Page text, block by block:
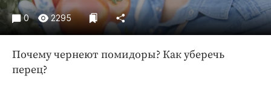
Праздники
Происшествия
Спорт
Экономика и бизнес
0 2295
Почему чернеют помидоры? Как уберечь
перец?